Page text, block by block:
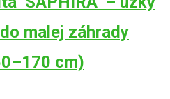
malej záhrady
cm)